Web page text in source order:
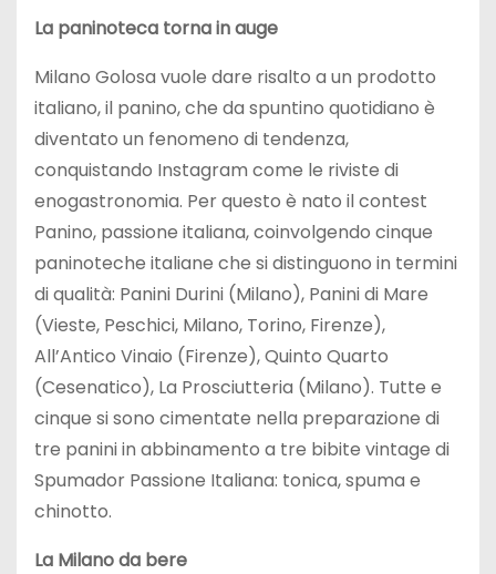
La paninoteca torna in auge
Milano Golosa vuole dare risalto a un prodotto
italiano, il panino, che da spuntino quotidiano è
diventato un fenomeno di tendenza,
conquistando Instagram come le riviste di
enogastronomia. Per questo è nato il contest
Panino, passione italiana, coinvolgendo cinque
paninoteche italiane che si distinguono in termini
di qualità: Panini Durini (Milano), Panini di Mare
(Vieste, Peschici, Milano, Torino, Firenze),
All’Antico Vinaio (Firenze), Quinto Quarto
(Cesenatico), La Prosciutteria (Milano). Tutte e
cinque si sono cimentate nella preparazione di
tre panini in abbinamento a tre bibite vintage di
Spumador Passione Italiana: tonica, spuma e
chinotto.
La Milano da bere